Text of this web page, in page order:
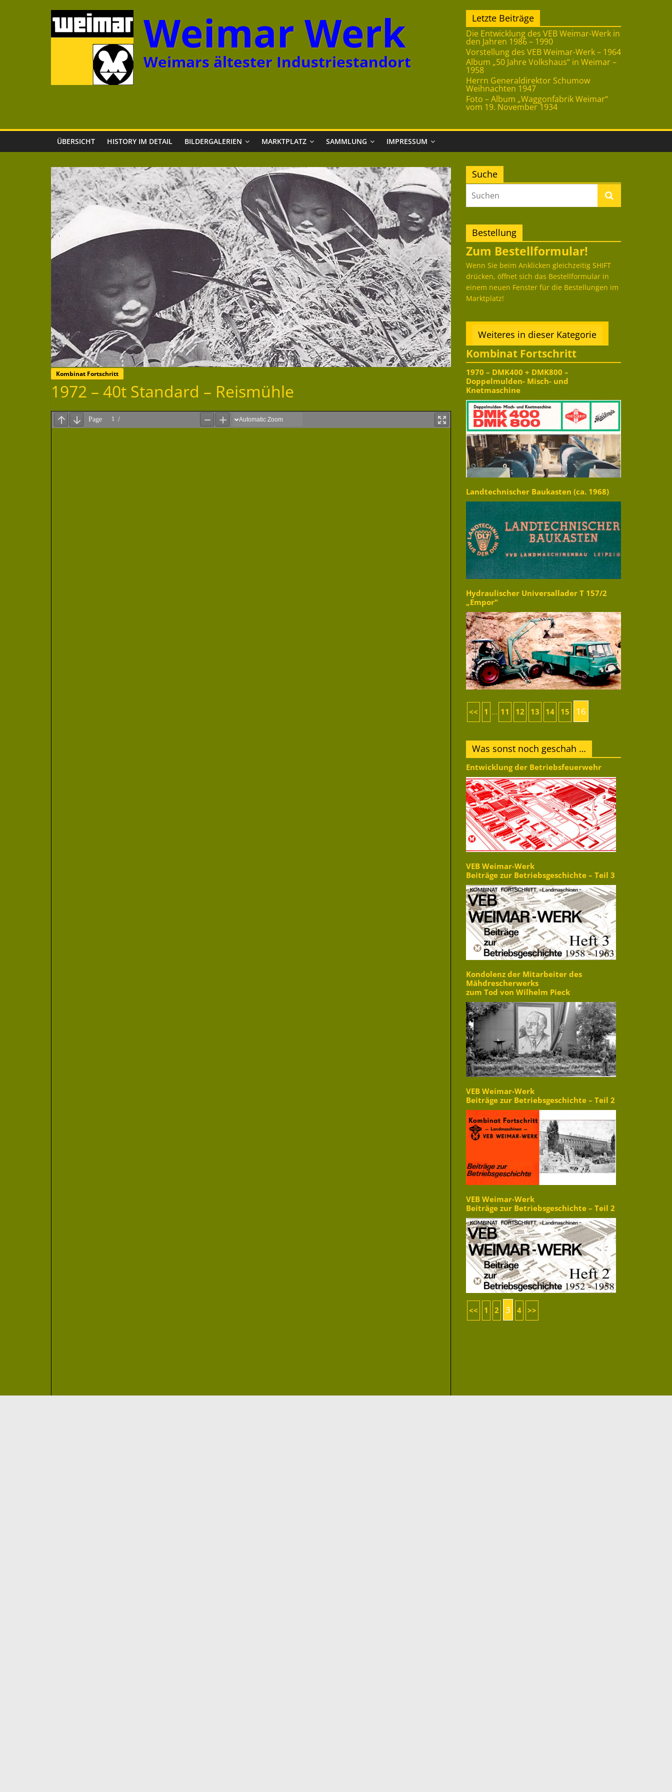
Weimar Werk
Weimars ältester Industriestandort
Letzte Beiträge
Die Entwicklung des VEB Weimar-Werk in
den Jahren 1986 – 1990
Vorstellung des VEB Weimar-Werk – 1964
Album „50 Jahre Volkshaus“ in Weimar –
1958
Herrn Generaldirektor Schumow
Weihnachten 1947
Foto – Album „Waggonfabrik Weimar“
vom 19. November 1934
ÜBERSICHT HISTORY IM DETAIL BILDERGALERIEN MARKTPLATZ SAMMLUNG IMPRESSUM
Kombinat Fortschritt
1972 – 40t Standard – Reismühle
Suche
Bestellung
Zum Bestellformular!
Wenn Sie beim Anklicken gleichzeitig SHIFT
drücken, öffnet sich das Bestellformular in
einem neuen Fenster für die Bestellungen im
Marktplatz!
Weiteres in dieser Kategorie
Kombinat Fortschritt
1970 – DMK400 + DMK800 –
Doppelmulden- Misch- und
Knetmaschine
Landtechnischer Baukasten (ca. 1968)
Hydraulischer Universallader T 157/2
„Empor“
<< 1 ... 11 12 13 14 15 16
Was sonst noch geschah …
Entwicklung der Betriebsfeuerwehr
VEB Weimar-Werk
Beiträge zur Betriebsgeschichte – Teil 3
Kondolenz der Mitarbeiter des
Mähdrescherwerks
zum Tod von Wilhelm Pieck
VEB Weimar-Werk
Beiträge zur Betriebsgeschichte – Teil 2
VEB Weimar-Werk
Beiträge zur Betriebsgeschichte – Teil 2
<< 1 2 3 4 >>